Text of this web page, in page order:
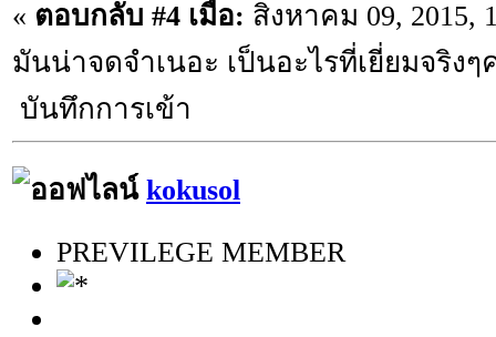
« ตอบกลับ #4 เมื่อ: สิงหาคม 09, 2015,
มันน่าจดจำเนอะ เป็นอะไรที่เยี่ยมจริงๆ
บันทึกการเข้า
kokusol
PREVILEGE MEMBER